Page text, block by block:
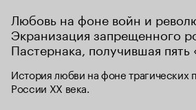
Любовь на фоне войн и
Экранизация запрещенного
Пастернака, получившая пять
История любви на фоне трагических
России XX века.